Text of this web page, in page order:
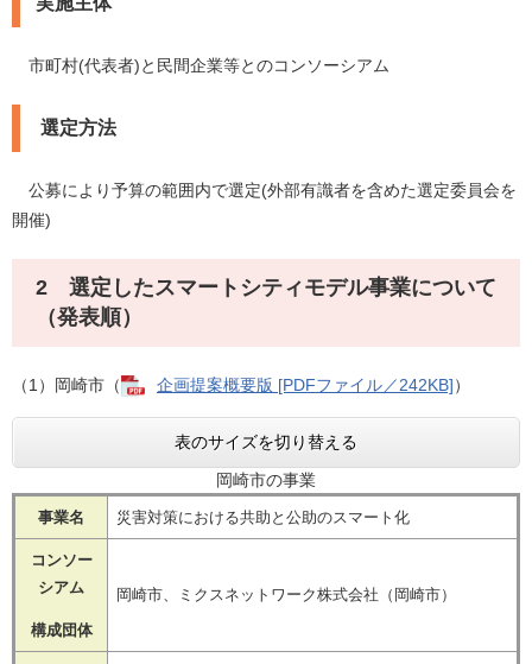
市町村(代表者)と民間企業等とのコンソーシアム
選定方法
公募により予算の範囲内で選定(外部有識者を含めた選定委員会を
開催)
2 選定したスマートシティモデル事業について
（発表順）
（1）岡崎市（ 企画提案概要版 [PDFファイル／242KB]）
表のサイズを切り替える
岡崎市の事業
事業名 災害対策における共助と公助のスマート化
コンソー
シアム
構成団体
岡崎市、ミクスネットワーク株式会社（岡崎市）